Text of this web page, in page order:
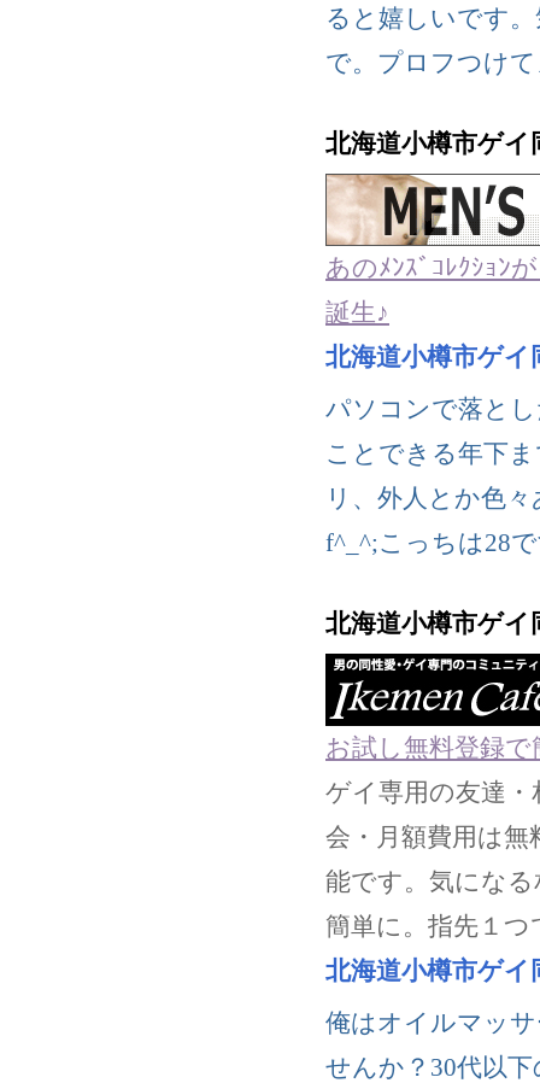
ると嬉しいです
で。プロフつけ
北海道小樽市ゲイ
あのﾒﾝｽﾞｺﾚｸｼｮﾝ
誕生♪
北海道小樽市ゲイ
パソコンで落と
ことできる年下
リ、外人とか色
f^_^;こっちは28
北海道小樽市ゲイ
お試し無料登録
ゲイ専用の友達
会・月額費用は
能です。気にな
簡単に。指先１
北海道小樽市ゲイ
俺はオイルマッ
せんか？30代以